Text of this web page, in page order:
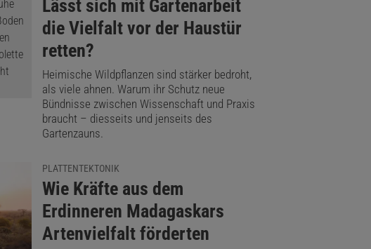
:
Lässt sich mit Gartenarbeit
die Vielfalt vor der Haustür
retten?
Heimische Wildpflanzen sind stärker bedroht,
als viele ahnen. Warum ihr Schutz neue
Bündnisse zwischen Wissenschaft und Praxis
braucht – diesseits und jenseits des
Gartenzauns.
PLATTENTEKTONIK
:
Wie Kräfte aus dem
Erdinneren Madagaskars
Artenvielfalt förderten